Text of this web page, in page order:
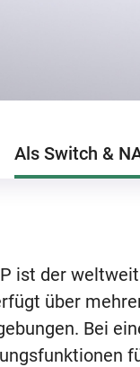
ist der
über
Bei